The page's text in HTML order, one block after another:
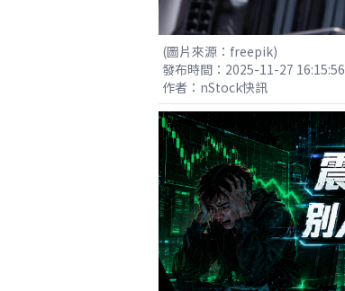
(圖片來源：freepik)
發布時間：2025-11-27 16:15:56
作者：nStock快訊